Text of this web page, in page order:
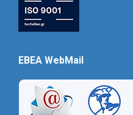
EBEA WebMail